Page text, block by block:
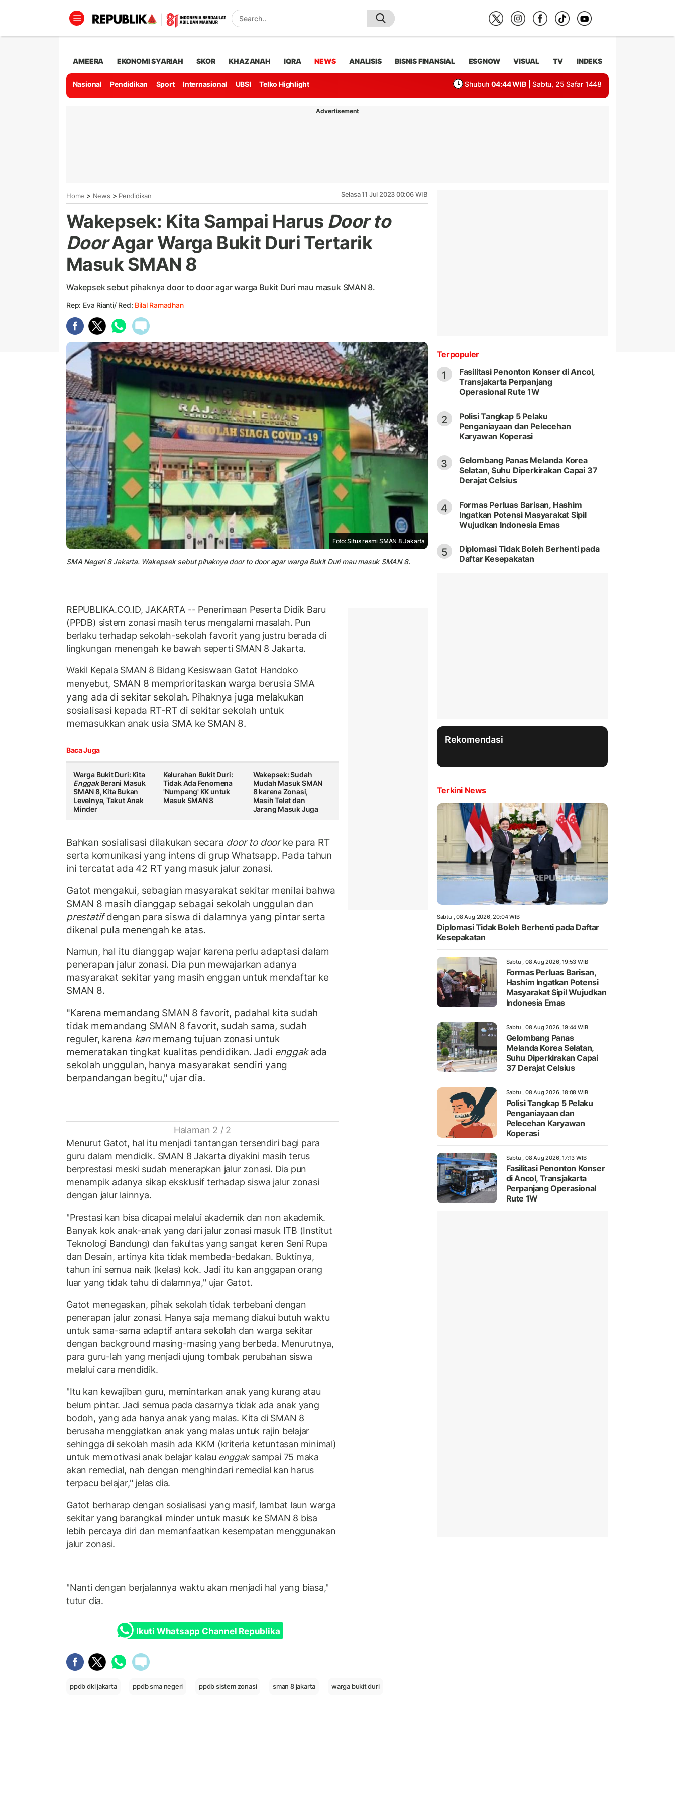
AMEERA EKONOMI SYARIAH SKOR KHAZANAH IQRA NEWS ANALISIS BISNIS FINANSIAL ESGNOW VISUAL TV INDEKS
Nasional Pendidikan Sport Internasional UBSI Telko Highlight Shubuh 04:44 WIB | Sabtu, 25 Safar 1448
Advertisement
Home > News > Pendidikan Selasa 11 Jul 2023 00:06 WIB
Wakepsek: Kita Sampai Harus Door to
DoorAgar Warga Bukit Duri Tertarik
Masuk SMAN 8
Wakepsek sebut pihaknya door to door agar warga Bukit Duri mau masuk SMAN 8.
Rep: Eva Rianti/ Red: Bilal Ramadhan
Foto: Situs resmi SMAN 8 Jakarta
SMA Negeri 8 Jakarta. Wakepsek sebut pihaknya door to door agar warga Bukit Duri mau masuk SMAN 8.
REPUBLIKA.CO.ID, JAKARTA -- Penerimaan Peserta Didik Baru
(PPDB) sistem zonasi masih terus mengalami masalah. Pun
berlaku terhadap sekolah-sekolah favorit yang justru berada di
lingkungan menengah ke bawah seperti SMAN 8 Jakarta.
Wakil Kepala SMAN 8 Bidang Kesiswaan Gatot Handoko
menyebut, SMAN 8 memprioritaskan warga berusia SMA
yang ada di sekitar sekolah. Pihaknya juga melakukan
sosialisasi kepada RT-RT di sekitar sekolah untuk
memasukkan anak usia SMA ke SMAN 8.
Baca Juga
Warga Bukit Duri: Kita
EnggakBerani Masuk
SMAN 8, Kita Bukan
Levelnya, Takut Anak
Minder
Kelurahan Bukit Duri:
Tidak Ada Fenomena
'Numpang' KK untuk
Masuk SMAN 8
Wakepsek: Sudah
Mudah Masuk SMAN
8 karena Zonasi,
Masih Telat dan
Jarang Masuk Juga
Bahkan sosialisasi dilakukan secara door to doorke para RT
serta komunikasi yang intens di grup Whatsapp. Pada tahun
ini tercatat ada 42 RT yang masuk jalur zonasi.
Gatot mengakui, sebagian masyarakat sekitar menilai bahwa
SMAN 8 masih dianggap sebagai sekolah unggulan dan
prestatifdengan para siswa di dalamnya yang pintar serta
dikenal pula menengah ke atas.
Namun, hal itu dianggap wajar karena perlu adaptasi dalam
penerapan jalur zonasi. Dia pun mewajarkan adanya
masyarakat sekitar yang masih enggan untuk mendaftar ke
SMAN 8.
"Karena memandang SMAN 8 favorit, padahal kita sudah
tidak memandang SMAN 8 favorit, sudah sama, sudah
reguler, karena kanmemang tujuan zonasi untuk
memeratakan tingkat kualitas pendidikan. Jadi enggakada
sekolah unggulan, hanya masyarakat sendiri yang
berpandangan begitu," ujar dia.
Halaman 2 / 2
Menurut Gatot, hal itu menjadi tantangan tersendiri bagi para
guru dalam mendidik. SMAN 8 Jakarta diyakini masih terus
berprestasi meski sudah menerapkan jalur zonasi. Dia pun
menampik adanya sikap eksklusif terhadap siswa jalur zonasi
dengan jalur lainnya.
"Prestasi kan bisa dicapai melalui akademik dan non akademik.
Banyak kok anak-anak yang dari jalur zonasi masuk ITB (Institut
Teknologi Bandung) dan fakultas yang sangat keren Seni Rupa
dan Desain, artinya kita tidak membeda-bedakan. Buktinya,
tahun ini semua naik (kelas) kok. Jadi itu kan anggapan orang
luar yang tidak tahu di dalamnya," ujar Gatot.
Gatot menegaskan, pihak sekolah tidak terbebani dengan
penerapan jalur zonasi. Hanya saja memang diakui butuh waktu
untuk sama-sama adaptif antara sekolah dan warga sekitar
dengan background masing-masing yang berbeda. Menurutnya,
para guru-lah yang menjadi ujung tombak perubahan siswa
melalui cara mendidik.
"Itu kan kewajiban guru, memintarkan anak yang kurang atau
belum pintar. Jadi semua pada dasarnya tidak ada anak yang
bodoh, yang ada hanya anak yang malas. Kita di SMAN 8
berusaha menggiatkan anak yang malas untuk rajin belajar
sehingga di sekolah masih ada KKM (kriteria ketuntasan minimal)
untuk memotivasi anak belajar kalau enggaksampai 75 maka
akan remedial, nah dengan menghindari remedial kan harus
terpacu belajar," jelas dia.
Gatot berharap dengan sosialisasi yang masif, lambat laun warga
sekitar yang barangkali minder untuk masuk ke SMAN 8 bisa
lebih percaya diri dan memanfaatkan kesempatan menggunakan
jalur zonasi.
"Nanti dengan berjalannya waktu akan menjadi hal yang biasa,"
tutur dia.
Ikuti Whatsapp Channel Republika
ppdb dki jakarta ppdb sma negeri ppdb sistem zonasi sman 8 jakarta warga bukit duri
Terpopuler
1
Fasilitasi Penonton Konser di Ancol,
Transjakarta Perpanjang
Operasional Rute 1W
2
Polisi Tangkap 5 Pelaku
Penganiayaan dan Pelecehan
Karyawan Koperasi
3
Gelombang Panas Melanda Korea
Selatan, Suhu Diperkirakan Capai 37
Derajat Celsius
4
Formas Perluas Barisan, Hashim
Ingatkan Potensi Masyarakat Sipil
Wujudkan Indonesia Emas
5
Diplomasi Tidak Boleh Berhenti pada
Daftar Kesepakatan
Rekomendasi
Terkini News
Sabtu , 08 Aug 2026, 20:04 WIB
Diplomasi Tidak Boleh Berhenti pada Daftar
Kesepakatan
Sabtu , 08 Aug 2026, 19:53 WIB
Formas Perluas Barisan,
Hashim Ingatkan Potensi
Masyarakat Sipil Wujudkan
Indonesia Emas
Sabtu , 08 Aug 2026, 19:44 WIB
Gelombang Panas
Melanda Korea Selatan,
Suhu Diperkirakan Capai
37 Derajat Celsius
Sabtu , 08 Aug 2026, 18:08 WIB
Polisi Tangkap 5 Pelaku
Penganiayaan dan
Pelecehan Karyawan
Koperasi
Sabtu , 08 Aug 2026, 17:13 WIB
Fasilitasi Penonton Konser
di Ancol, Transjakarta
Perpanjang Operasional
Rute 1W